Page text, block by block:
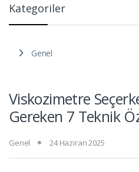
Viskozimetre
Gereken 7 Teknik
Genel 24 Haziran 2025
Kategoriler
Genel